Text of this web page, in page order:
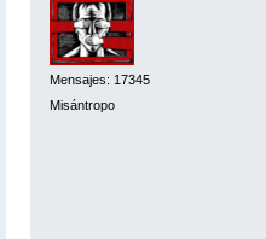
Mensajes: 17345
Misántropo